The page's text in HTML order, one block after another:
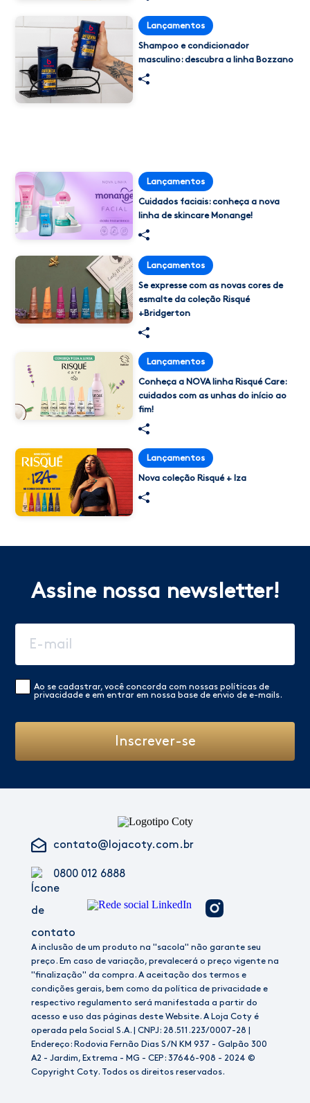
Lançamentos
Shampoo e condicionador
masculino: descubra a linha Bozzano
Lançamentos
Cuidados faciais: conheça a nova
linha de skincare Monange!
Lançamentos
Se expresse com as novas cores de
esmalte da coleção Risqué​
+Bridgerton
Lançamentos
Conheça a NOVA linha Risqué Care:
cuidados com as unhas do início ao
fim!
Lançamentos
Nova coleção Risqué + Iza
Assine nossa newsletter!
Ao se cadastrar, você concorda com nossaspolíticas de
privacidade e em entrar em nossa base de envio de e-mails.
Inscrever-se
contato@lojacoty.com.br
0800 012 6888
A inclusão de um produto na "sacola" não garante seu
preço. Em caso de variação, prevalecerá o preço vigente na
"finalização" da compra. A aceitação dos termos e
condições gerais, bem como da política de privacidade e
respectivo regulamento será manifestada a partir do
acesso e uso das páginas deste Website. A Loja Coty é
operada pela Social S.A. | CNPJ: 28.511.223/0007-28 |
Endereço: Rodovia Fernão Dias S/N KM 937 - Galpão 300
A2 - Jardim, Extrema - MG - CEP: 37646-908 - 2024 ©
Copyright Coty. Todos os direitos reservados.